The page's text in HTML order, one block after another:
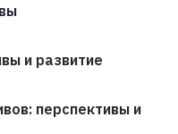
и развитие
перспективы и